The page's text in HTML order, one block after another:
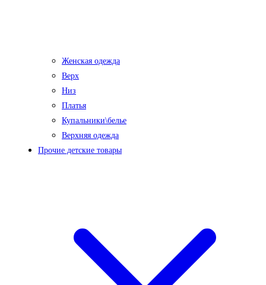
Женская одежда
Верх
Низ
Платья
Купальники\белье
Верхняя одежда
Прочие детские товары